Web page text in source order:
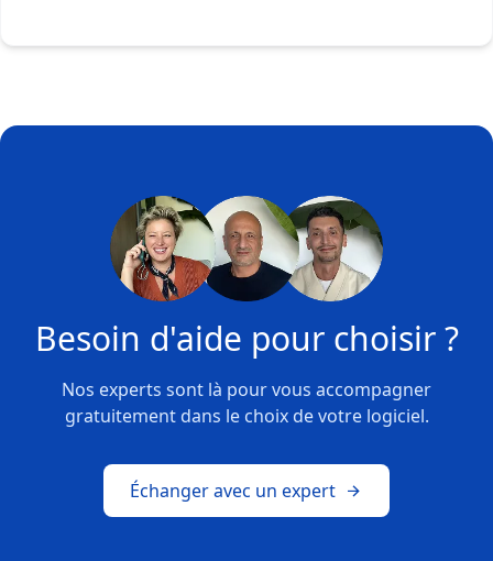
Besoin d'aide pour choisir ?
Nos experts sont là pour vous accompagner
gratuitement dans le choix de votre logiciel.
Échanger avec un expert